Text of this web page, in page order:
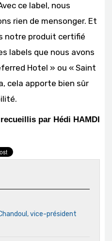
ce label, nous
rien de mensonger. Et
notre produit certifié
labels que nous avons
Hotel » ou « Saint
cela apporte bien sûr
par Hédi HAMDI
vice-président